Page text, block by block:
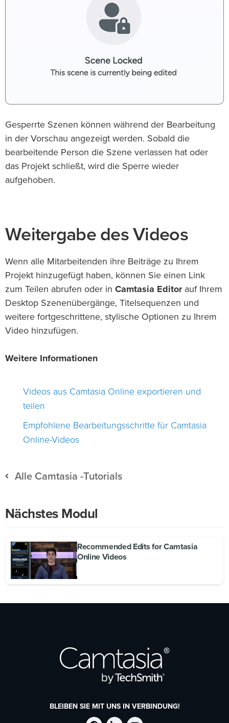
Gesperrte Szenen können während der Bearbeitung
in der Vorschau angezeigt werden. Sobald die
bearbeitende Person die Szene verlassen hat oder
das Projekt schließt, wird die Sperre wieder
aufgehoben.
Weitergabe des Videos
Wenn alle Mitarbeitenden ihre Beiträge zu Ihrem
Projekt hinzugefügt haben, können Sie einen Link
zum Teilen abrufen oder in Camtasia Editorauf Ihrem
Desktop Szenenübergänge, Titelsequenzen und
weitere fortgeschrittene, stylische Optionen zu Ihrem
Video hinzufügen.
Weitere Informationen
Videos aus Camtasia Online exportieren und
teilen
Empfohlene Bearbeitungsschritte für Camtasia
Online-Videos
Alle Camtasia -Tutorials
Nächstes Modul
Recommended Edits for Camtasia
Online Videos
BLEIBEN SIE MIT UNS IN VERBINDUNG!